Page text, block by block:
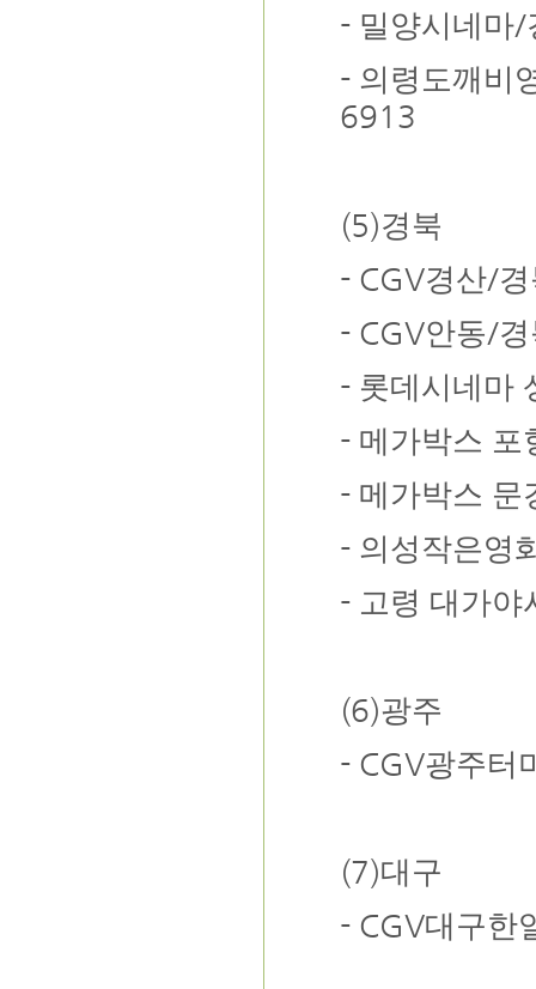
- 밀양시네마/
- 의령도깨비
6913
(5)경북
- CGV경산/
- CGV안동/
- 롯데시네마
- 메가박스 포
- 메가박스 문
- 의성작은영
- 고령 대가야
(6)광주
- CGV광주터
(7)대구
- CGV대구한